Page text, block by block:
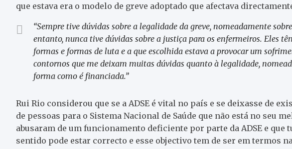
que estava era o modelo de greve adoptado que afectava
“Sempre tive dúvidas sobre a legalidade da greve, nomeadamente
entanto, nunca tive dúvidas sobre a justiça para os enfermeiros. Eles
formas e formas de luta e a que escolhida estava a provocar um
contornos que me deixam muitas dúvidas quanto à legalidade,
forma como é financiada.”
Rui Rio considerou que se a ADSE é vital no país e se deixasse de
de pessoas para o Sistema Nacional de Saúde que não está no seu
abusaram de um funcionamento deficiente por parte da ADSE e que
sentido pode estar correcto e esse objectivo tem de ser em termos